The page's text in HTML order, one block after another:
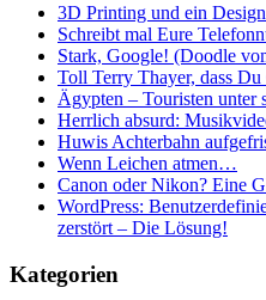
3D Printing und ein
Schreibt mal Eure
Stark, Google! (Doodle
Toll Terry Thayer, dass
Ägypten – Touristen unter
Herrlich absurd:
Huwis Achterbahn
Wenn Leichen atmen…
Canon oder Nikon? Eine
WordPress:
zerstört – Die Lösung!
Kategorien